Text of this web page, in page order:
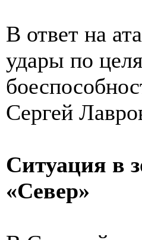
В ответ на
удары по
Сергей
Ситуация в
«Север»